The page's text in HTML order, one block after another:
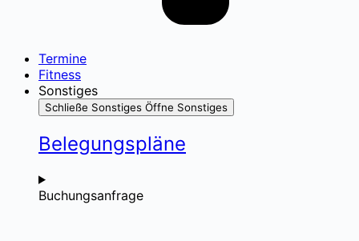
Termine
Fitness
Sonstiges
Schließe Sonstiges Öffne Sonstiges
Belegungspläne
Buchungsanfrage